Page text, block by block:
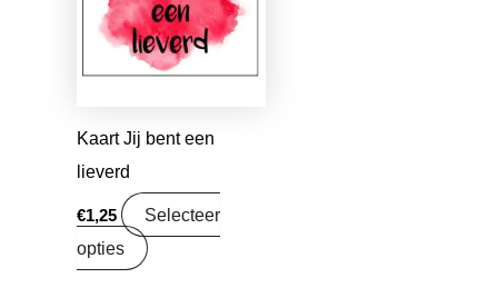
Kaart Jij bent een
lieverd
€1,25
Selecteer
opties